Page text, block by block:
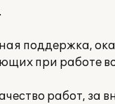
поддержка,
при работе
работ, за